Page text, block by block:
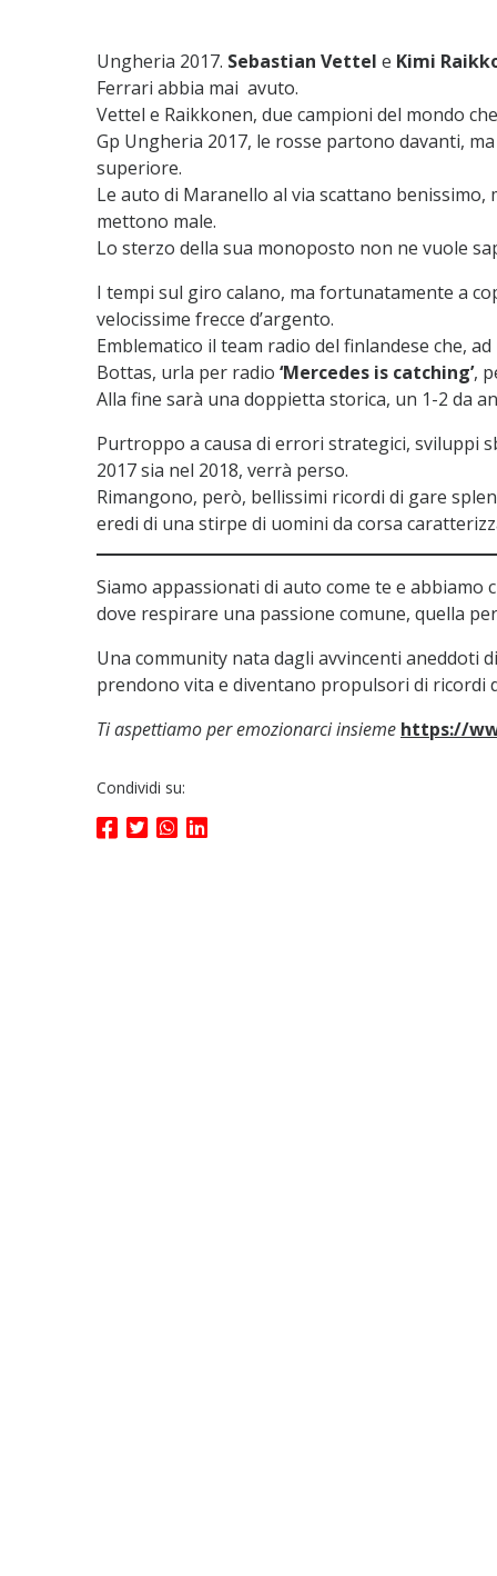
Ungheria 2017. Sebastian Vettel e Kimi
Ferrari abbia mai avuto.
Vettel e Raikkonen, due campioni del mondo
Gp Ungheria 2017, le rosse partono davanti,
superiore.
Le auto di Maranello al via scattano benissimo,
mettono male.
Lo sterzo della sua monoposto non ne vuole
I tempi sul giro calano, ma fortunatamente a
velocissime frecce d’argento.
Emblematico il team radio del finlandese che,
Bottas, urla per radio ‘Mercedes is catching’,
Alla fine sarà una doppietta storica, un 1-2 da
Purtroppo a causa di errori strategici, sviluppi
2017 sia nel 2018, verrà perso.
Rimangono, però, bellissimi ricordi di gare
eredi di una stirpe di uomini da corsa
Siamo appassionati di auto come te e
dove respirare una passione comune, quella
Una community nata dagli avvincenti aneddoti di
prendono vita e diventano propulsori di ricordi
Ti aspettiamo per emozionarci insieme https://
Condividi su: